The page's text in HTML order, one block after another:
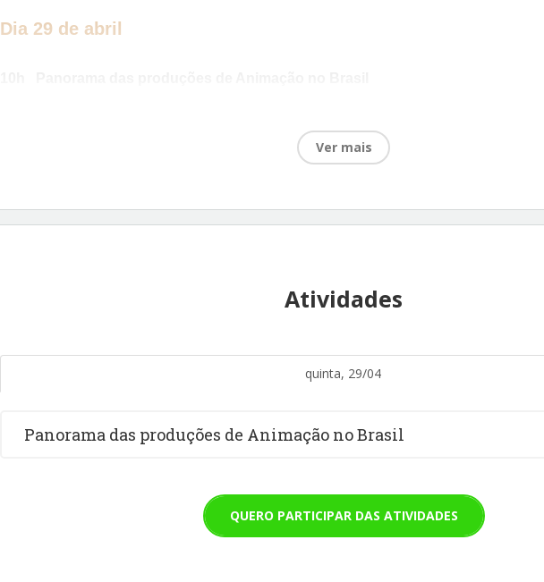
Dia 29 de abril
14h Cinema Brasileiro e Educação: Educação ambiental e o Cinema
formação de público dos projetos Cinesolar, Cine Autorama e Rede Brazucah, que foram
Ver mais
Atividades
quinta, 29/04
Panorama das produções de Animação no Brasil
QUERO PARTICIPAR DAS ATIVIDADES